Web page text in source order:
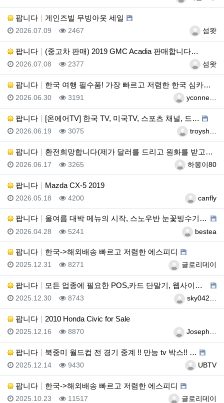
팝니다 게인즈빌 무빙아웃 세일
등록자섬왓
등록일
2026.07.09 조회
2467
팝니다 (중고차 판매) 2019 GMC Acadia 판매합니다…
등록자섬왓
등록일
2026.07.08 조회
2377
팝니다 한국 여행 필수품! 가장 빠르고 저렴한 한국 심카드(e…
등록자yconne…
등록일
2026.06.30 조회
3191
팝니다 [온에어TV] 한국 TV, 미국TV, 스포츠 채널, 드…
등록자troysh…
등록일
2026.06.19 조회
3075
팝니다 환전희망합니다(제가 달러를 드리고 원화를 받고싶습니다)
등록자하몽이80
등록일
2026.06.17 조회
3265
팝니다 Mazda CX-5 2019
등록자canfly
등록일
2026.05.18 조회
4200
팝니다 올여름 대박 메뉴의 시작, 스노우반 눈꽃빙수기 판매합니…
등록자bestea
등록일
2026.04.28 조회
5241
팝니다 한국->해외배송 빠르고 저렴한 에스피디
등록자글로리데이
등록일
2025.12.31 조회
8271
팝니다 모든 업종에 필요한 POS,카드 단말기, 웹사이트 제작…
등록자sky042…
등록일
2025.12.30 조회
8743
팝니다 2010 Honda Civic for Sale
등록자Joseph…
등록일
2025.12.16 조회
8870
팝니다 북중미 월드컵 전 경기 중계 !! 만능 tv 박스!! …
등록자UBTV
등록일
2025.12.14 조회
9430
팝니다 한국->해외배송 빠르고 저렴한 에스피디
등록자글로리데이
등록일
2025.10.23 조회
11517